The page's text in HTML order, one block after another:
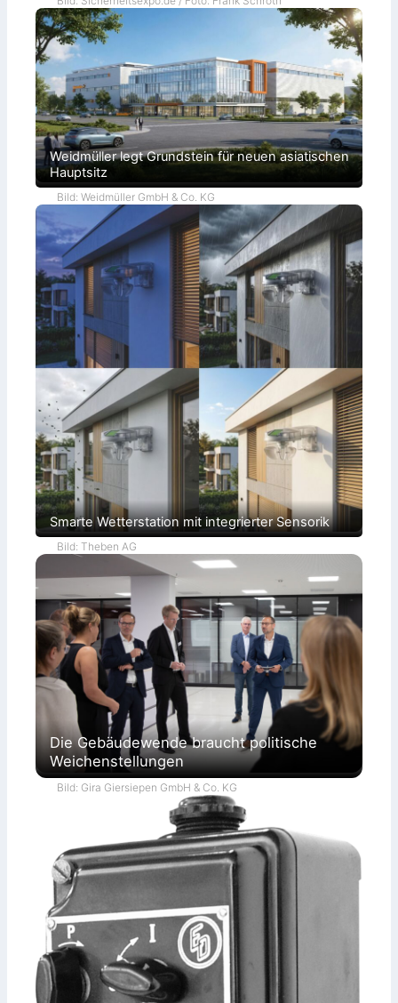
Weidmüller legt Grundstein für neuen asiatischen
Hauptsitz
Bild: Weidmüller GmbH & Co. KG
Smarte Wetterstation mit integrierter Sensorik
Bild: Theben AG
Die Gebäudewende braucht politische
Weichenstellungen
Bild: Gira Giersiepen GmbH & Co. KG